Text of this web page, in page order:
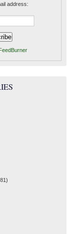
address: